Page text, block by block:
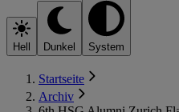
Hell Dunkel System
Startseite
Archiv